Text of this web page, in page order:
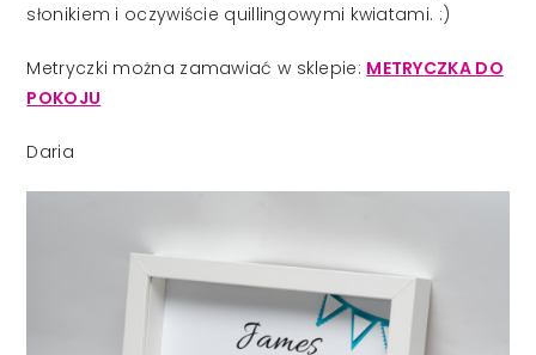
słonikiem i oczywiście quillingowymi kwiatami. :)
Metryczki można zamawiać w sklepie: METRYCZKA DO
POKOJU
Daria